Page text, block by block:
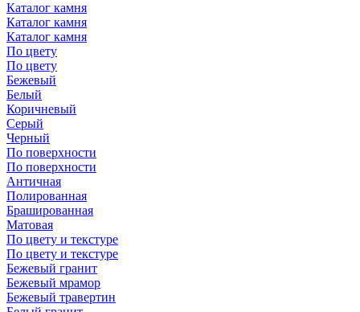
Каталог камня
Каталог камня
Каталог камня
По цвету
По цвету
Бежевый
Белый
Коричневый
Серый
Черный
По поверхности
По поверхности
Античная
Полированная
Брашированная
Матовая
По цвету и текстуре
По цвету и текстуре
Бежевый гранит
Бежевый мрамор
Бежевый травертин